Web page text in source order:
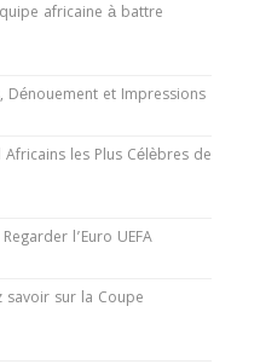
de football
africaine à battre
Dénouement et Impressions
les Plus Célèbres de
l’Euro UEFA
savoir sur la Coupe